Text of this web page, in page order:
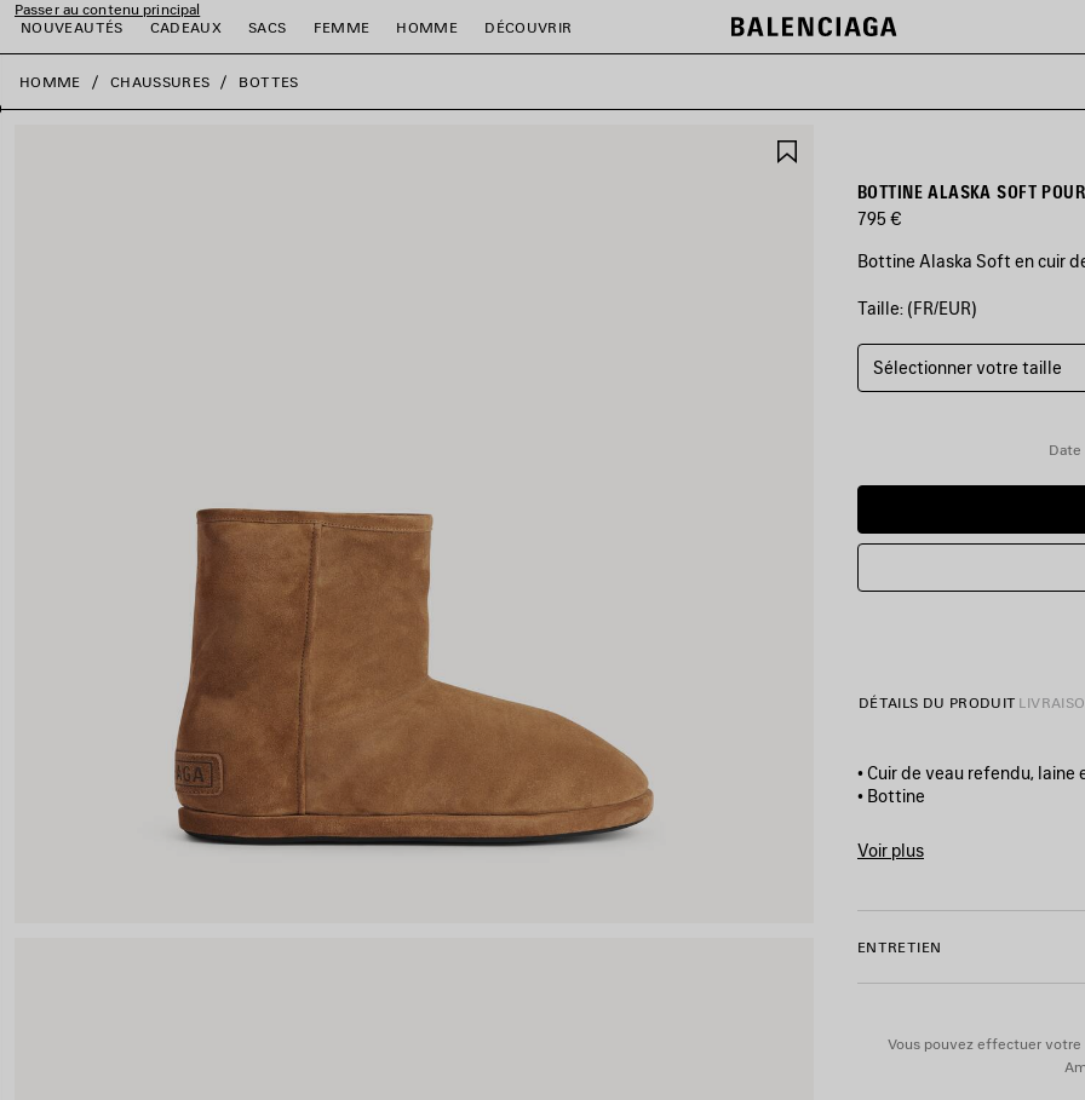
Passer au contenu principal
NOUVEAUTÉS
CADEAUX SACS FEMME HOMME DÉCOUVRIR
fermer la bannière
HOMME CHAUSSURES BOTTES
FAVORISBOTTINE ALASKA SOFT
795 €
Bottine Alaska Soft en cuir
COULEURS
MARRON/BLANC
Marron/Blanc
Taille: (FR/EUR)
Sélectionner votre taille
DÉTAILS DU PRODUIT
• Cuir de veau refendu,
• Bottine
• Logo Balenciaga débossé à
• Semelle ton sur ton
intérieure : laine, polyester,
Voir plus
ENTRETIEN
Vous pouvez effectuer votre